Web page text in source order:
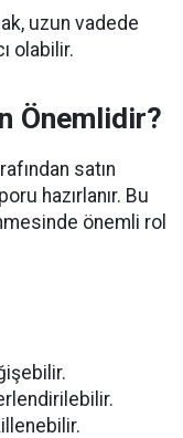
uzun vadede
olabilir.
Önemlidir?
satın
hazırlanır. Bu
önemli rol